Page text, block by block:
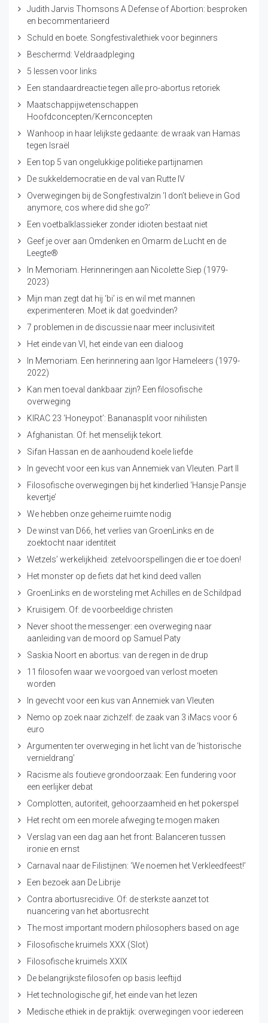
Judith Jarvis Thomsons A Defense of Abortion: besproken
en becommentarieerd
Schuld en boete. Songfestivalethiek voor beginners
Beschermd: Veldraadpleging
5 lessen voor links
Een standaardreactie tegen alle pro-abortus retoriek
Maatschappijwetenschappen
Hoofdconcepten/Kernconcepten
Wanhoop in haar lelijkste gedaante: de wraak van Hamas
tegen Israël
Een top 5 van ongelukkige politieke partijnamen
De sukkeldemocratie en de val van Rutte IV
Overwegingen bij de Songfestivalzin ‘I don’t believe in God
anymore, cos where did she go?’
Een voetbalklassieker zonder idioten bestaat niet
Geef je over aan Omdenken en Omarm de Lucht en de
Leegte®
In Memoriam. Herinneringen aan Nicolette Siep (1979-
2023)
Mijn man zegt dat hij ‘bi’ is en wil met mannen
experimenteren. Moet ik dat goedvinden?
7 problemen in de discussie naar meer inclusiviteit
Het einde van VI, het einde van een dialoog
In Memoriam. Een herinnering aan Igor Hameleers (1979-
2022)
Kan men toeval dankbaar zijn? Een filosofische
overweging
KIRAC 23 ‘Honeypot’: Bananasplit voor nihilisten
Afghanistan. Of: het menselijk tekort.
Sifan Hassan en de aanhoudend koele liefde
In gevecht voor een kus van Annemiek van Vleuten. Part II
Filosofische overwegingen bij het kinderlied ‘Hansje Pansje
kevertje’
We hebben onze geheime ruimte nodig
De winst van D66, het verlies van GroenLinks en de
zoektocht naar identiteit
Wetzels’ werkelijkheid: zetelvoorspellingen die er toe doen!
Het monster op de fiets dat het kind deed vallen
GroenLinks en de worsteling met Achilles en de Schildpad
Kruisigem. Of: de voorbeeldige christen
Never shoot the messenger: een overweging naar
aanleiding van de moord op Samuel Paty
Saskia Noort en abortus: van de regen in de drup
11 filosofen waar we voorgoed van verlost moeten
worden
In gevecht voor een kus van Annemiek van Vleuten
Nemo op zoek naar zichzelf: de zaak van 3 iMacs voor 6
euro
Argumenten ter overweging in het licht van de ‘historische
vernieldrang’
Racisme als foutieve grondoorzaak: Een fundering voor
een eerlijker debat
Complotten, autoriteit, gehoorzaamheid en het pokerspel
Het recht om een morele afweging te mogen maken
Verslag van een dag aan het front: Balanceren tussen
ironie en ernst
Carnaval naar de Filistijnen: ‘We noemen het Verkleedfeest!’
Een bezoek aan De Librije
Contra abortusrecidive. Of: de sterkste aanzet tot
nuancering van het abortusrecht
The most important modern philosophers based on age
Filosofische kruimels XXX (Slot)
Filosofische kruimels XXIX
De belangrijkste filosofen op basis leeftijd
Het technologische gif, het einde van het lezen
Medische ethiek in de praktijk: overwegingen voor iedereen